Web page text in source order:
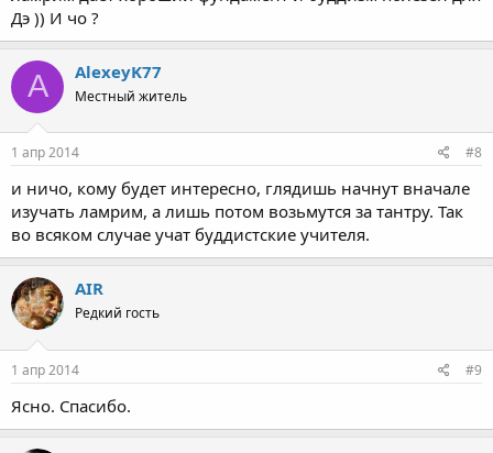
Дэ )) И чо ?
A AlexeyK77
Местный житель
1 апр 2014 #8
и ничо, кому будет интересно, глядишь начнут вначале
изучать ламрим, а лишь потом возьмутся за тантру. Так
во всяком случае учат буддистские учителя.
АIR
Редкий гость
1 апр 2014 #9
Ясно. Спасибо.